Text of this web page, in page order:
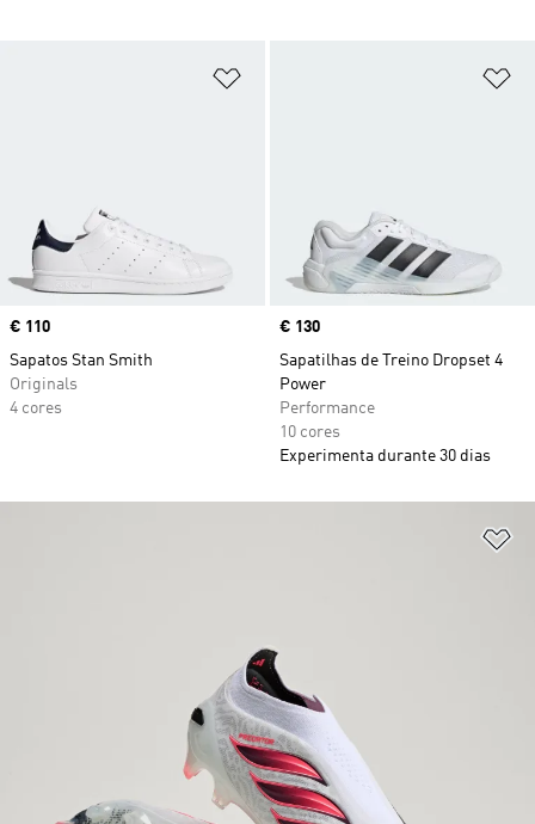
Price
€ 110
Sapatos Stan Smith
Originals
4 cores
Price
€ 130
Sapatilhas de Treino Dropset 4
Power
Performance
10 cores
Experimenta durante 30 dias